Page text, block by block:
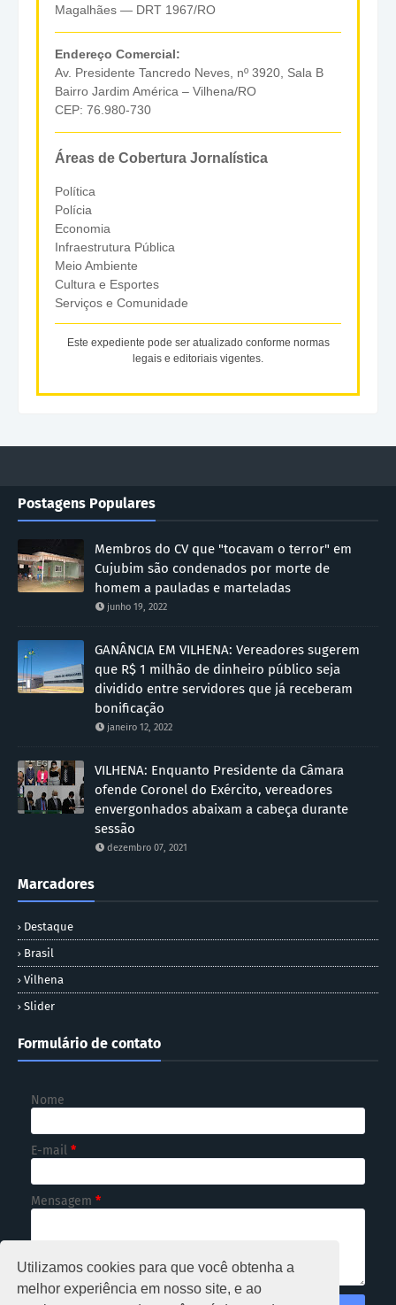
Utilizamos cookies para que você obtenha a
melhor experiência em nosso site, e ao
Magalhães — DRT 1967/RO
Endereço Comercial:
Av. Presidente Tancredo Neves, nº 3920, Sala B
Bairro Jardim América – Vilhena/RO
CEP: 76.980-730
Áreas de Cobertura Jornalística
Política
Polícia
Economia
Infraestrutura Pública
Meio Ambiente
Cultura e Esportes
Serviços e Comunidade
Este expediente pode ser atualizado conforme normas
legais e editoriais vigentes.
Postagens Populares
Membros do CV que "tocavam o terror" em
Cujubim são condenados por morte de
homem a pauladas e marteladas
junho 19, 2022
GANÂNCIA EM VILHENA: Vereadores sugerem
que R$ 1 milhão de dinheiro público seja
dividido entre servidores que já receberam
bonificação
janeiro 12, 2022
VILHENA: Enquanto Presidente da Câmara
ofende Coronel do Exército, vereadores
envergonhados abaixam a cabeça durante
sessão
dezembro 07, 2021
Marcadores
Destaque
Brasil
Vilhena
Slider
Formulário de contato
Nome
E-mail *
Mensagem *